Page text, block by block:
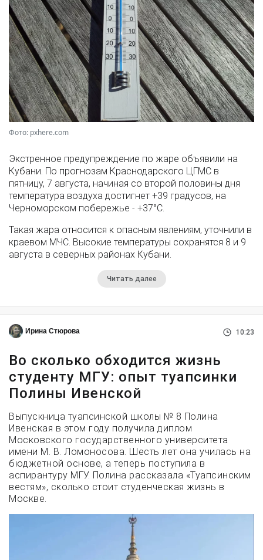
Фото: pxhere.com
Экстренное предупреждение по жаре объявили на
Кубани. По прогнозам Краснодарского ЦГМС в
пятницу, 7 августа, начиная со второй половины дня
температура воздуха достигнет +39 градусов, на
Черноморском побережье - +37°­С.
Такая жара относится к опасным явлениям, уточнили в
краевом МЧС. Высокие температуры сохранятся 8 и 9
августа в северных районах Кубани.
Читать далее
Ирина Стюрова 10:23
Во сколько обходится жизнь
студенту МГУ: опыт туапсинки
Полины Ивенской
Выпускница туапсинской школы № 8 Полина
Ивенская в этом году получила диплом
Московского государственного университета
имени М. В. Ломоносова. Шесть лет она училась на
бюджетной основе, а теперь поступила в
аспирантуру МГУ. Полина рассказала «Туапсинским
вестям», сколько стоит студенческая жизнь в
Москве.